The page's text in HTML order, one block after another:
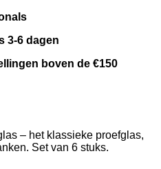
3-6 dagen
boven de €150
– het klassieke proefglas,
Set van 6 stuks.